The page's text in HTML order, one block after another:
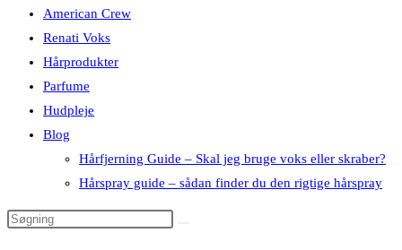
American Crew
Renati Voks
Hårprodukter
Parfume
Hudpleje
Blog
Hårfjerning Guide – Skal jeg bruge voks eller skraber?
Hårspray guide – sådan finder du den rigtige hårspray